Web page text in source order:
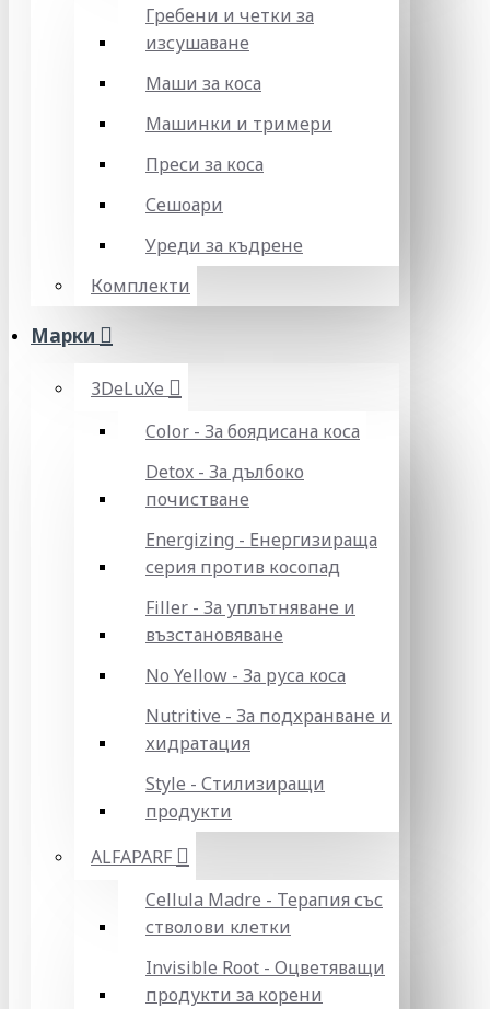
Гребени и четки за
изсушаване
Маши за коса
Машинки и тримери
Преси за коса
Сешоари
Уреди за къдрене
Комплекти
Марки
3DeLuXe
Color - За боядисана коса
Detox - За дълбоко
почистване
Energizing - Енергизираща
серия против косопад
Filler - За уплътняване и
възстановяване
No Yellow - За руса коса
Nutritive - За подхранване и
хидратация
Style - Стилизиращи
продукти
ALFAPARF
Cellula Madre - Терапия със
стволови клетки
Invisible Root - Оцветяващи
продукти за корени